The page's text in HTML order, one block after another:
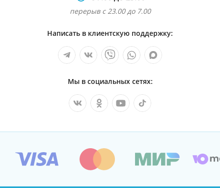
перерыв с 23.00 до 7.00
Написать в клиентскую поддержку:
Мы в социальных сетях: